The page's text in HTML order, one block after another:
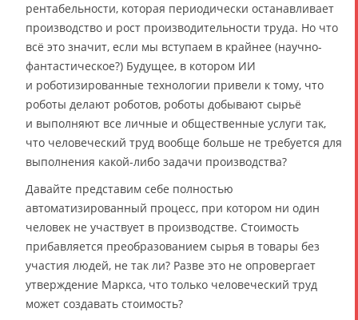
рентабельности, которая периодически останавливает
производство и рост производительности труда. Но что
всё это значит, если мы вступаем в крайнее (научно-
фантастическое?) Будущее, в котором ИИ
и роботизированные технологии привели к тому, что
роботы делают роботов, роботы добывают сырьё
и выполняют все личные и общественные услуги так,
что человеческий труд вообще больше не требуется для
выполнения какой-либо задачи производства?
Давайте представим себе полностью
автоматизированный процесс, при котором ни один
человек не участвует в производстве. Стоимость
прибавляется преобразованием сырья в товары без
участия людей, не так ли? Разве это не опровергает
утверждение Маркса, что только человеческий труд
может создавать стоимость?